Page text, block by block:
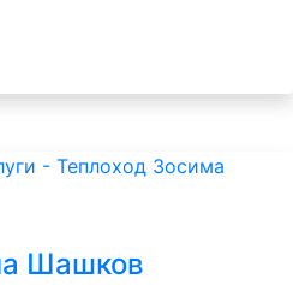
Шашков